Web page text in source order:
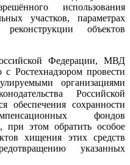
использования
участков, параметрах
реконструкции объектов
Федерации, МВД
Ростехнадзором провести
организациями
Российской
обеспечения сохранности
фондов
при этом обратить особое
хищения этих средств
указанных